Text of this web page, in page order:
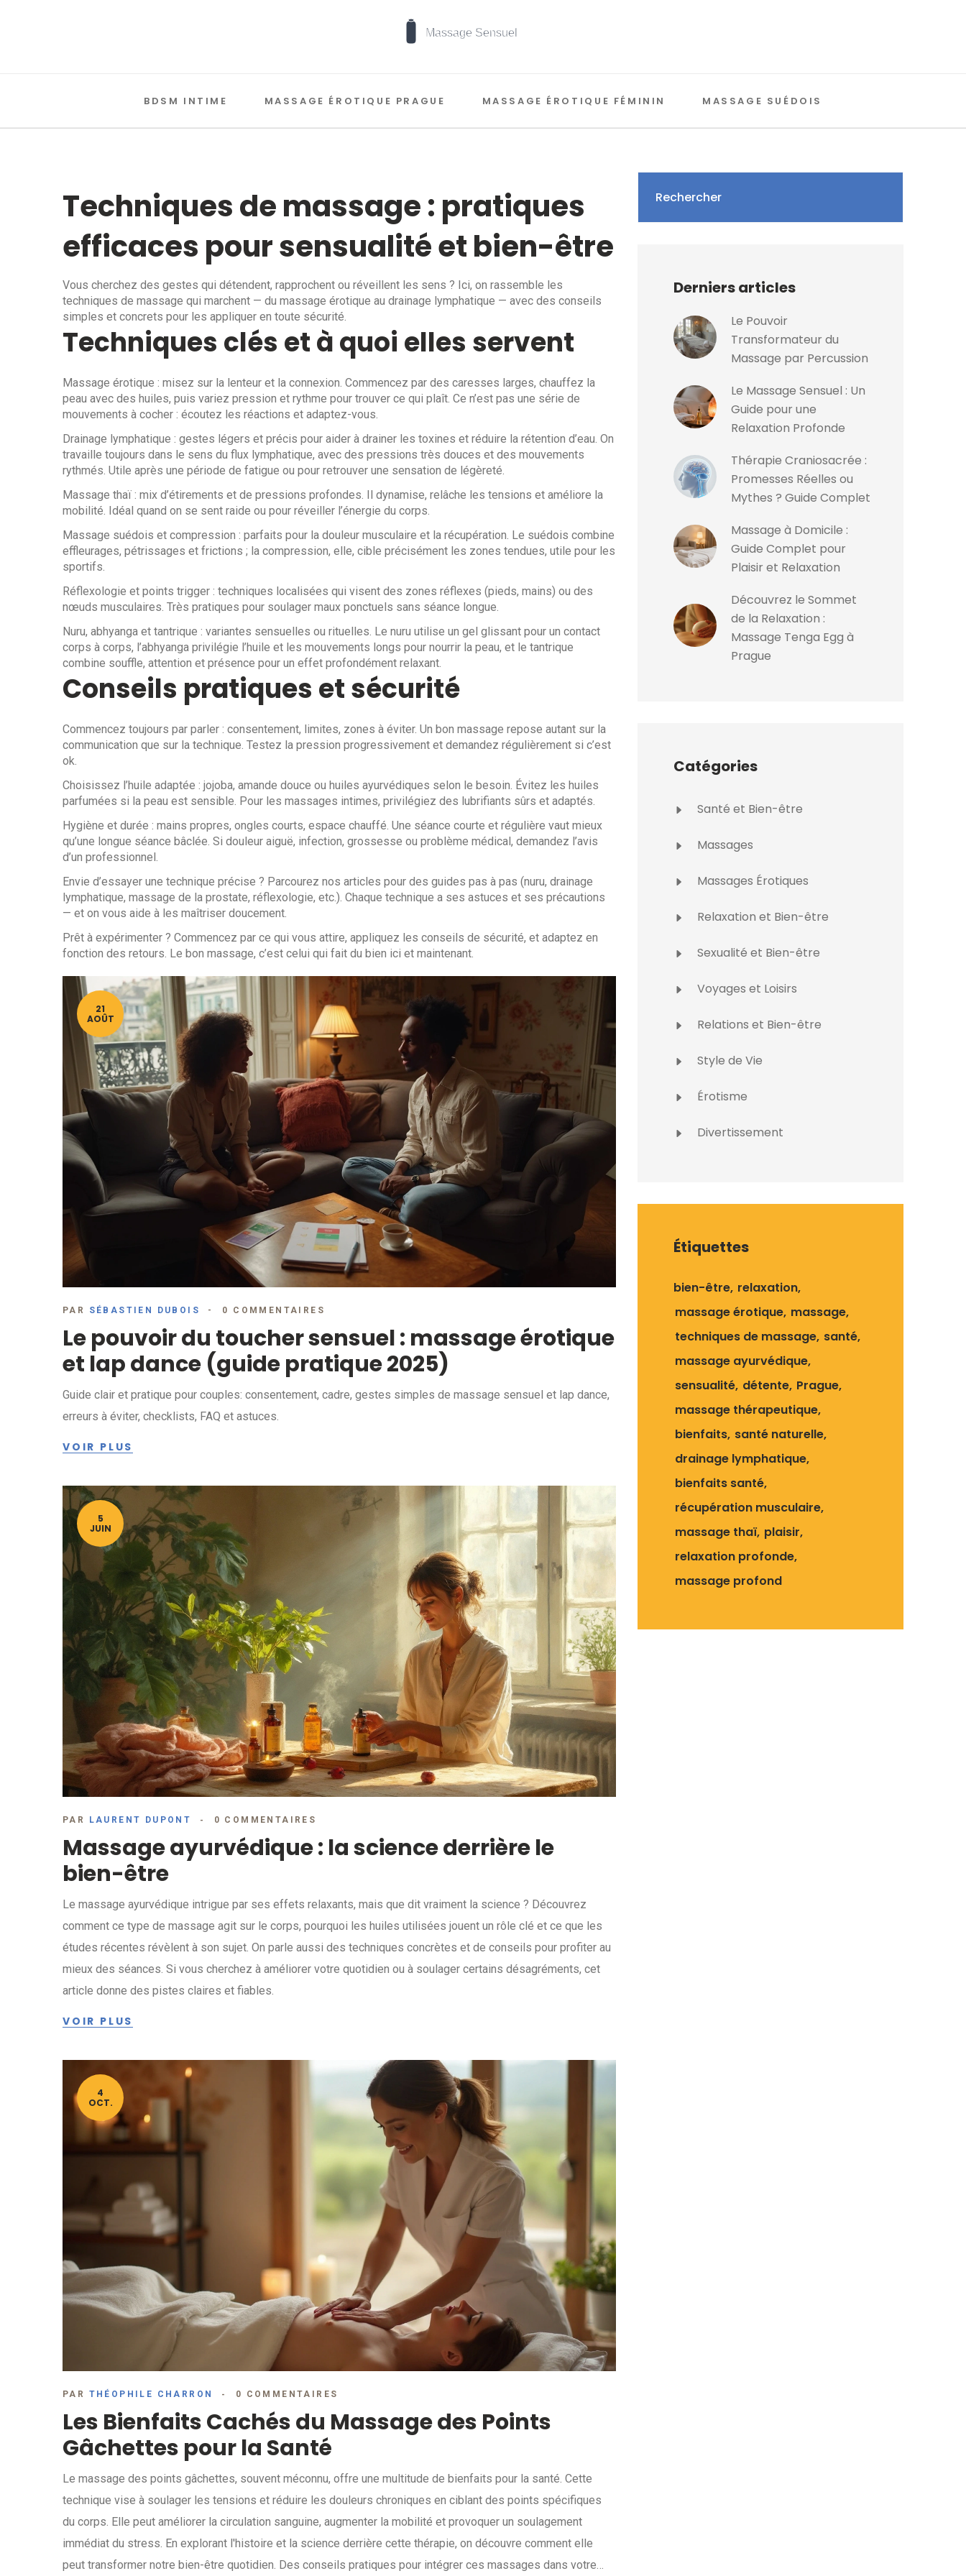
BDSM INTIME MASSAGE ÉROTIQUE PRAGUE MASSAGE ÉROTIQUE FÉMININ MASSAGE SUÉDOIS
Techniques de massage : pratiques
efficaces pour sensualité et bien-être
Vous cherchez des gestes qui détendent, rapprochent ou réveillent les sens ? Ici, on rassemble les
techniques de massage qui marchent — du massage érotique au drainage lymphatique — avec des conseils
simples et concrets pour les appliquer en toute sécurité.
Techniques clés et à quoi elles servent
Massage érotique : misez sur la lenteur et la connexion. Commencez par des caresses larges, chauffez la
peau avec des huiles, puis variez pression et rythme pour trouver ce qui plaît. Ce n’est pas une série de
mouvements à cocher : écoutez les réactions et adaptez-vous.
Drainage lymphatique : gestes légers et précis pour aider à drainer les toxines et réduire la rétention d’eau. On
travaille toujours dans le sens du flux lymphatique, avec des pressions très douces et des mouvements
rythmés. Utile après une période de fatigue ou pour retrouver une sensation de légèreté.
Massage thaï : mix d’étirements et de pressions profondes. Il dynamise, relâche les tensions et améliore la
mobilité. Idéal quand on se sent raide ou pour réveiller l’énergie du corps.
Massage suédois et compression : parfaits pour la douleur musculaire et la récupération. Le suédois combine
effleurages, pétrissages et frictions ; la compression, elle, cible précisément les zones tendues, utile pour les
sportifs.
Réflexologie et points trigger : techniques localisées qui visent des zones réflexes (pieds, mains) ou des
nœuds musculaires. Très pratiques pour soulager maux ponctuels sans séance longue.
Nuru, abhyanga et tantrique : variantes sensuelles ou rituelles. Le nuru utilise un gel glissant pour un contact
corps à corps, l’abhyanga privilégie l’huile et les mouvements longs pour nourrir la peau, et le tantrique
combine souffle, attention et présence pour un effet profondément relaxant.
Conseils pratiques et sécurité
Commencez toujours par parler : consentement, limites, zones à éviter. Un bon massage repose autant sur la
communication que sur la technique. Testez la pression progressivement et demandez régulièrement si c’est
ok.
Choisissez l’huile adaptée : jojoba, amande douce ou huiles ayurvédiques selon le besoin. Évitez les huiles
parfumées si la peau est sensible. Pour les massages intimes, privilégiez des lubrifiants sûrs et adaptés.
Hygiène et durée : mains propres, ongles courts, espace chauffé. Une séance courte et régulière vaut mieux
qu’une longue séance bâclée. Si douleur aiguë, infection, grossesse ou problème médical, demandez l’avis
d’un professionnel.
Envie d’essayer une technique précise ? Parcourez nos articles pour des guides pas à pas (nuru, drainage
lymphatique, massage de la prostate, réflexologie, etc.). Chaque technique a ses astuces et ses précautions
— et on vous aide à les maîtriser doucement.
Prêt à expérimenter ? Commencez par ce qui vous attire, appliquez les conseils de sécurité, et adaptez en
fonction des retours. Le bon massage, c’est celui qui fait du bien ici et maintenant.
21
AOÛT
PAR SÉBASTIEN DUBOIS 0 COMMENTAIRES
Le pouvoir du toucher sensuel : massage érotique
et lap dance (guide pratique 2025)
Guide clair et pratique pour couples: consentement, cadre, gestes simples de massage sensuel et lap dance,
erreurs à éviter, checklists, FAQ et astuces.
VOIR PLUS
5
JUIN
PAR LAURENT DUPONT 0 COMMENTAIRES
Massage ayurvédique : la science derrière le
bien-être
Le massage ayurvédique intrigue par ses effets relaxants, mais que dit vraiment la science ? Découvrez
comment ce type de massage agit sur le corps, pourquoi les huiles utilisées jouent un rôle clé et ce que les
études récentes révèlent à son sujet. On parle aussi des techniques concrètes et de conseils pour profiter au
mieux des séances. Si vous cherchez à améliorer votre quotidien ou à soulager certains désagréments, cet
article donne des pistes claires et fiables.
VOIR PLUS
4
OCT.
PAR THÉOPHILE CHARRON 0 COMMENTAIRES
Les Bienfaits Cachés du Massage des Points
Gâchettes pour la Santé
Le massage des points gâchettes, souvent méconnu, offre une multitude de bienfaits pour la santé. Cette
technique vise à soulager les tensions et réduire les douleurs chroniques en ciblant des points spécifiques
du corps. Elle peut améliorer la circulation sanguine, augmenter la mobilité et provoquer un soulagement
immédiat du stress. En explorant l'histoire et la science derrière cette thérapie, on découvre comment elle
peut transformer notre bien-être quotidien. Des conseils pratiques pour intégrer ces massages dans votre
Rechercher
Derniers articles
Le Pouvoir
Transformateur du
Massage par Percussion
Le Massage Sensuel : Un
Guide pour une
Relaxation Profonde
Thérapie Craniosacrée :
Promesses Réelles ou
Mythes ? Guide Complet
Massage à Domicile :
Guide Complet pour
Plaisir et Relaxation
Découvrez le Sommet
de la Relaxation :
Massage Tenga Egg à
Prague
Catégories
Santé et Bien-être
Massages
Massages Érotiques
Relaxation et Bien-être
Sexualité et Bien-être
Voyages et Loisirs
Relations et Bien-être
Style de Vie
Érotisme
Divertissement
Étiquettes
bien-être relaxation
massage érotique massage
techniques de massage santé
massage ayurvédique
sensualité détente Prague
massage thérapeutique
bienfaits santé naturelle
drainage lymphatique
bienfaits santé
récupération musculaire
massage thaï plaisir
relaxation profonde
massage profond